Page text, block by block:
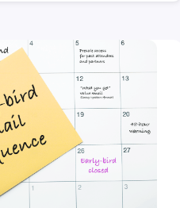
WooCommerce,
prices and stock
collect attendee
This post
to set it up and
start to finish….